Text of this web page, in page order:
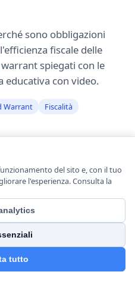
del sito e, con il tuo
l'esperienza. Consulta la
tutto
sono obbligazioni
fiscale delle
spiegati con le
educativa con video.
Warrant
Fiscalità